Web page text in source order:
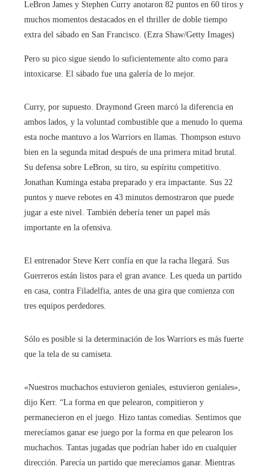
LeBron James y Stephen Curry anotaron 82 puntos en 60 tiros y
muchos momentos destacados en el thriller de doble tiempo
extra del sábado en San Francisco. (Ezra Shaw/Getty Images)
Pero su pico sigue siendo lo suficientemente alto como para
intoxicarse. El sábado fue una galería de lo mejor.
Curry, por supuesto. Draymond Green marcó la diferencia en
ambos lados, y la voluntad combustible que a menudo lo quema
esta noche mantuvo a los Warriors en llamas. Thompson estuvo
bien en la segunda mitad después de una primera mitad brutal.
Su defensa sobre LeBron, su tiro, su espíritu competitivo.
Jonathan Kuminga estaba preparado y era impactante. Sus 22
puntos y nueve rebotes en 43 minutos demostraron que puede
jugar a este nivel. También debería tener un papel más
importante en la ofensiva.
El entrenador Steve Kerr confía en que la racha llegará. Sus
Guerreros están listos para el gran avance. Les queda un partido
en casa, contra Filadelfia, antes de una gira que comienza con
tres equipos perdedores.
Sólo es posible si la determinación de los Warriors es más fuerte
que la tela de su camiseta.
«Nuestros muchachos estuvieron geniales, estuvieron geniales»,
dijo Kerr. “La forma en que pelearon, compitieron y
permanecieron en el juego. Hizo tantas comedias. Sentimos que
merecíamos ganar ese juego por la forma en que pelearon los
muchachos. Tantas jugadas que podrían haber ido en cualquier
dirección. Parecía un partido que merecíamos ganar. Mientras